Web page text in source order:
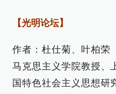
【光明论坛】
作者：杜仕菊、叶柏荣
马克思主义学院教授、
国特色社会主义思想研